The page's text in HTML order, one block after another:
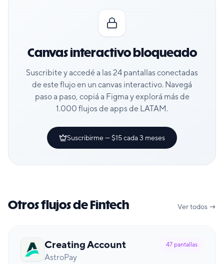
Canvas interactivo bloqueado
Suscribite y accedé a las 24 pantallas conectadas
de este flujo en un canvas interactivo. Navegá
paso a paso, copiá a Figma y explorá más de
1.000 flujos de apps de LATAM.
Suscribirme — $15 cada 3 meses
Otros flujos de Fintech Ver todos →
Creating Account
AstroPay
47 pantallas